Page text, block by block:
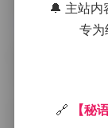
获取方式:【秘
4P 101V 3G】
从图片来看，
充满一种静谧
的基础款为主
腰牛仔裤，搭
🔔 主站内
专
🔗
【秘